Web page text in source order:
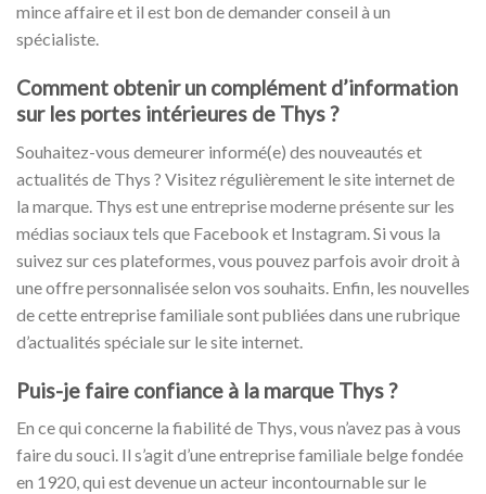
mince affaire et il est bon de demander conseil à un
spécialiste.
Comment obtenir un complément d’information
sur les portes intérieures de Thys ?
Souhaitez-vous demeurer informé(e) des nouveautés et
actualités de Thys ? Visitez régulièrement le site internet de
la marque. Thys est une entreprise moderne présente sur les
médias sociaux tels que Facebook et Instagram. Si vous la
suivez sur ces plateformes, vous pouvez parfois avoir droit à
une offre personnalisée selon vos souhaits. Enfin, les nouvelles
de cette entreprise familiale sont publiées dans une rubrique
d’actualités spéciale sur le site internet.
Puis-je faire confiance à la marque Thys ?
En ce qui concerne la fiabilité de Thys, vous n’avez pas à vous
faire du souci. Il s’agit d’une entreprise familiale belge fondée
en 1920, qui est devenue un acteur incontournable sur le